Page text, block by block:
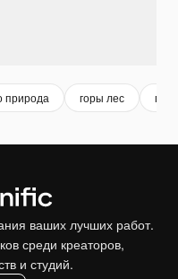
природа горы лес
ваших лучших работ.
среди креаторов,
и студий.